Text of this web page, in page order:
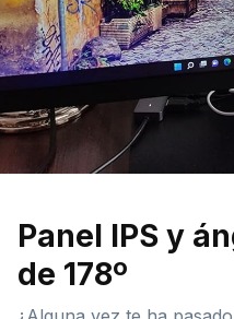
Panel IPS y
de 178º